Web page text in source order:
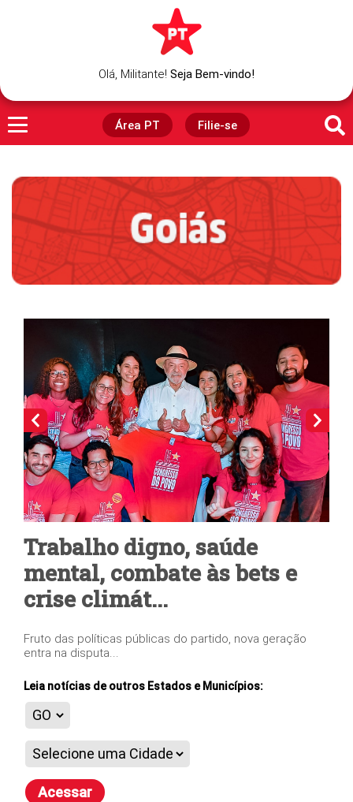
Olá, Militante! Seja Bem-vindo!
Área PT Filie-se
Trabalho digno, saúde
mental, combate às bets e
crise climát...
Fruto das políticas públicas do partido, nova geração
entra na disputa...
Leia notícias de outros Estados e Municípios:
Acessar